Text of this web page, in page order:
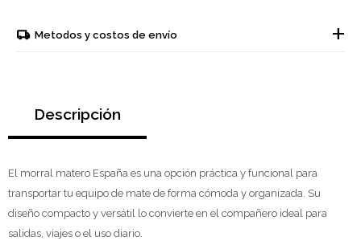
Metodos y costos de envío
Descripción
El morral matero España es una opción práctica y funcional para
transportar tu equipo de mate de forma cómoda y organizada. Su
diseño compacto y versátil lo convierte en el compañero ideal para
salidas, viajes o el uso diario.